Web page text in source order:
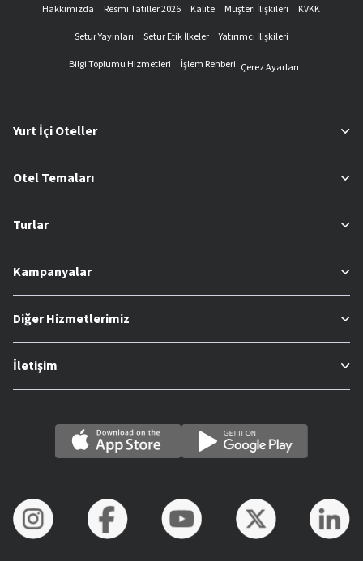
Hakkımızda Resmi Tatiller 2026 Kalite Müşteri İlişkileri
KVKK
Setur Yayınları
Setur Etik İlkeler
Yatırımcı İlişkileri
Bilgi Toplumu Hizmetleri
İşlem Rehberi Çerez Ayarları
Yurt İçi Oteller
Otel Temaları
Turlar
Kampanyalar
Diğer Hizmetlerimiz
İletişim